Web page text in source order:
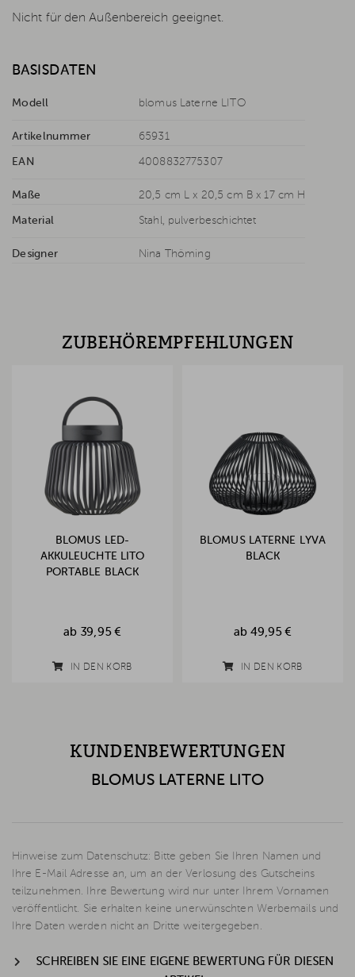
Nicht für den Außenbereich geeignet.
BASISDATEN
Modell blomus Laterne LITO
Artikelnummer 65931
EAN 4008832775307
Maße 20,5 cm L x 20,5 cm B x 17 cm H
Material Stahl, pulverbeschichtet
Designer Nina Thöming
ZUBEHÖREMPFEHLUNGEN
BLOMUS LED-
AKKULEUCHTE LITO
PORTABLE BLACK
ab 39,95 €
IN DEN KORB
BLOMUS LATERNE LYVA
BLACK
ab 49,95 €
IN DEN KORB
KUNDENBEWERTUNGEN
BLOMUS LATERNE LITO
Hinweise zum Datenschutz: Bitte geben Sie Ihren Namen und
Ihre E-Mail Adresse an, um an der Verlosung des Gutscheins
teilzunehmen. Ihre Bewertung wird nur unter Ihrem Vornamen
veröffentlicht. Sie erhalten keine unerwünschten Werbemails und
Ihre Daten werden nicht an Dritte weitergegeben.
SCHREIBEN SIE EINE EIGENE BEWERTUNG FÜR DIESEN